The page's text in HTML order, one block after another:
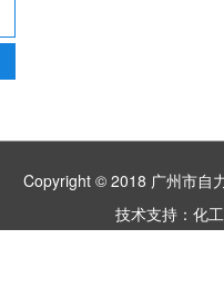
Copyright © 2018 广州市
技术支持： 化